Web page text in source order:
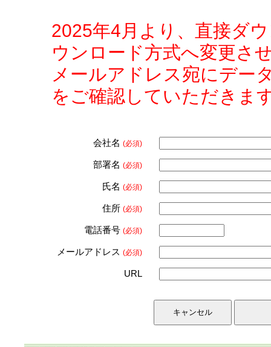
2025年4月より、直接ダ
ウンロード方式へ変更さ
メールアドレス宛にデー
をご確認していただきま
会社名 (必須)
部署名 (必須)
氏名 (必須)
住所 (必須)
電話番号 (必須)
メールアドレス (必須)
URL